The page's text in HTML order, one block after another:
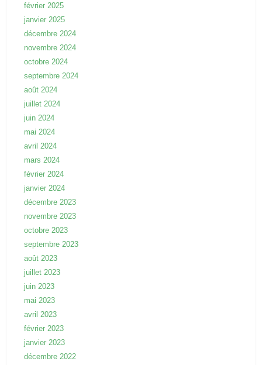
février 2025
janvier 2025
décembre 2024
novembre 2024
octobre 2024
septembre 2024
août 2024
juillet 2024
juin 2024
mai 2024
avril 2024
mars 2024
février 2024
janvier 2024
décembre 2023
novembre 2023
octobre 2023
septembre 2023
août 2023
juillet 2023
juin 2023
mai 2023
avril 2023
février 2023
janvier 2023
décembre 2022